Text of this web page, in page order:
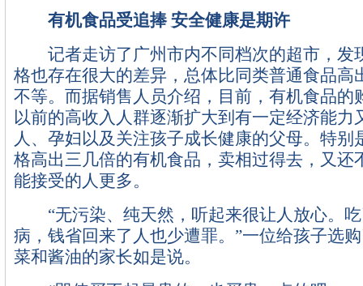
有机食品受追捧 安全健康是期许
记者走访了广州市内不同档次的超市，发
格也存在很大的差异，总体比同类普通食品高
不等。而据销售人员介绍，目前，有机食品的
以前的高收入人群逐渐扩大到有一定经济能力
人、孕妇以及关注孩子成长健康的父母。特别
格高出三几倍的有机食品，卖相过得去，又还
能接受的人更多。
“无污染、纯天然，听起来很让人放心。吃
病，钱省回来了人也少遭罪。”一位给孩子选
菜和酱油的家长如是说。